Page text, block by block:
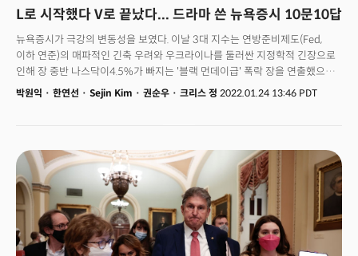
L로 시작했다 V로 끝났다... 드라마 쓴 뉴욕증시 10문10답
뉴욕증시가 극강의 변동성을 보였다. 이날 3대 지수는 연방준비제도(Fed,
이하 연준)의 매파적인 긴축 우려와 우크라이나를 둘러싼 지정학적 긴장으로
인해 장 중반 나스닥이4.5%가 빠지는 '블랙 먼데이급' 폭락 장을 연출했으나
장 마감 1시간을 앞두고 급상승, 극적으로 플러스 마감했다. 연준의 기준금리
인상이 본격화하면서 투자자들의 심리가 위축된데다, 러시아와 우크라이나를
상승마감을 이끌어냈다. 롤러코스터를 탄 현 미국 주식시장에 대한 분석과
향후 전망을 10문 10답으로 정리했다.
박원익 · 한연선 · Sejin Kim · 권순우 · 크리스 정 2022.01.24 13:46 PDT